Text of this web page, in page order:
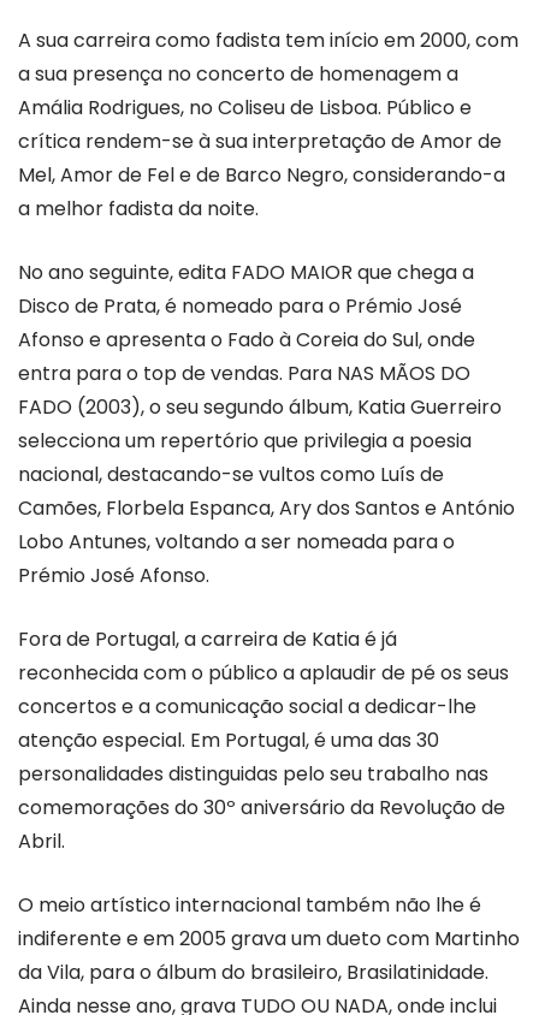
A sua carreira como fadista tem início em 2000, com
a sua presença no concerto de homenagem a
Amália Rodrigues, no Coliseu de Lisboa. Público e
crítica rendem-se à sua interpretação de Amor de
Mel, Amor de Fel e de Barco Negro, considerando-a
a melhor fadista da noite.
No ano seguinte, edita FADO MAIOR que chega a
Disco de Prata, é nomeado para o Prémio José
Afonso e apresenta o Fado à Coreia do Sul, onde
entra para o top de vendas. Para NAS MÃOS DO
FADO (2003), o seu segundo álbum, Katia Guerreiro
selecciona um repertório que privilegia a poesia
nacional, destacando-se vultos como Luís de
Camões, Florbela Espanca, Ary dos Santos e António
Lobo Antunes, voltando a ser nomeada para o
Prémio José Afonso.
Fora de Portugal, a carreira de Katia é já
reconhecida com o público a aplaudir de pé os seus
concertos e a comunicação social a dedicar-lhe
atenção especial. Em Portugal, é uma das 30
personalidades distinguidas pelo seu trabalho nas
comemorações do 30º aniversário da Revolução de
Abril.
O meio artístico internacional também não lhe é
indiferente e em 2005 grava um dueto com Martinho
da Vila, para o álbum do brasileiro, Brasilatinidade.
Ainda nesse ano, grava TUDO OU NADA, onde inclui